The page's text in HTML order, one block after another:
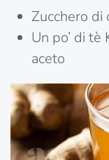
Zucchero di
Un po’ di
aceto